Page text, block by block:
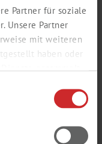
Partner für soziale
Unsere Partner
mit weiteren
haben oder